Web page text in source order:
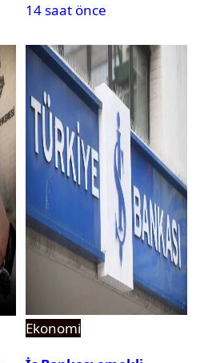
14 saat önce
Ekonomi